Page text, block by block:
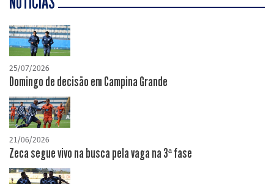
25/07/2026
Domingo de decisão em Campina Grande
21/06/2026
Zeca segue vivo na busca pela vaga na 3ª fase